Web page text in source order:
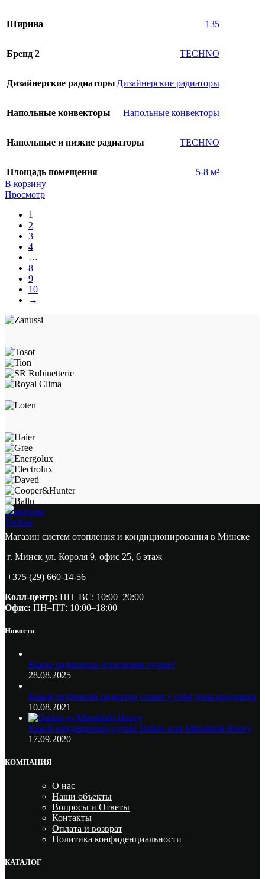
Ширина 135
Бренд 2 TECHNO
Дизайнерские радиаторы Дизайнерские радиаторы
Напольные конвекторы Напольные конвекторы
Напольные и низкие радиаторы TECHNO
Площадь помещения
5-8 м²
В корзину
Просмотр
1
2
3
4
…
8
9
10
→
Новатерм
Techno
Магазин систем отопления и кондиционирования в Минске
г. Минск ул. Короля 9, офис 25, 6 этаж
+375 (29) 660-14-56
Колл-центр: ПН–ВС: 10:00–20:00​
Офис: ПН–ПТ: 10:00–18:00
Новости
Какие радиаторы отопления лучше?
28.08.2025
Какой трубчатый радиатор ставят у себя дома продавцы
10.08.2021
Какой кондиционер лучше Daikin или Mitsubishi Heavy
17.09.2020
КОМПАНИЯ
О нас
Наши объекты
Вопросы и Ответы
Контакты
Оплата и возврат
Политика конфиденциальности
КАТАЛОГ